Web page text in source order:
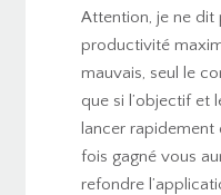
Attention, je ne dit
productivité
mauvais, seul le
que si l’objectif et
lancer rapidement
fois gagné vous
refondre